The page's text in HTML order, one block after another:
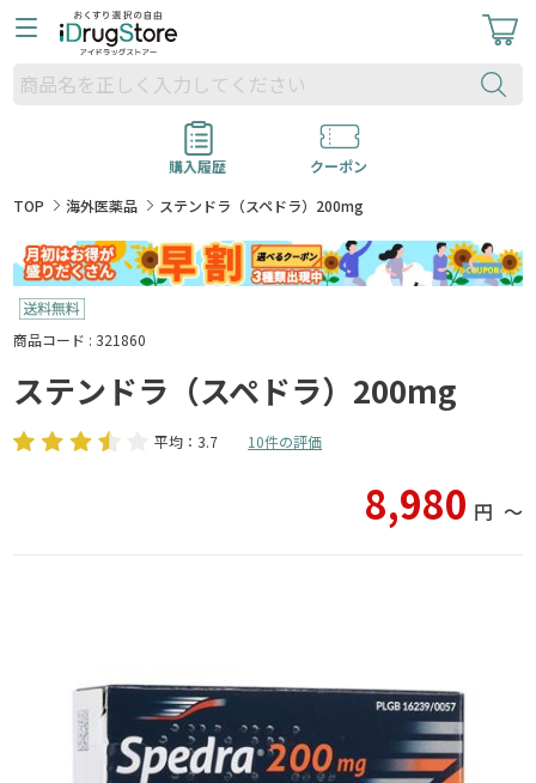
購入履歴
クーポン
TOP
海外医薬品 ステンドラ（スペドラ）200mg
商品コード : 321860
ステンドラ（スペドラ）200mg
平均：3.7 10件の評価
8,980 円 〜